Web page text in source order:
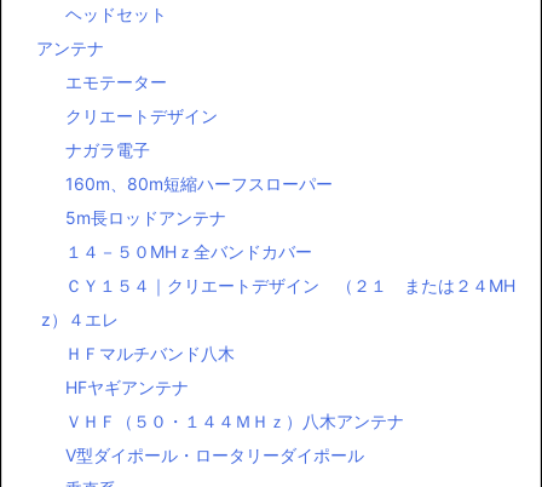
ヘッドセット
アンテナ
エモテーター
クリエートデザイン
ナガラ電子
160m、80m短縮ハーフスローパー
5m長ロッドアンテナ
１４－５０MHｚ全バンドカバー
ＣＹ１５４｜クリエートデザイン （２１ または２４MH
z）４エレ
ＨＦマルチバンド八木
HFヤギアンテナ
ＶＨＦ（５０・１４４ＭＨｚ）八木アンテナ
Ⅴ型ダイポール・ロータリーダイポール